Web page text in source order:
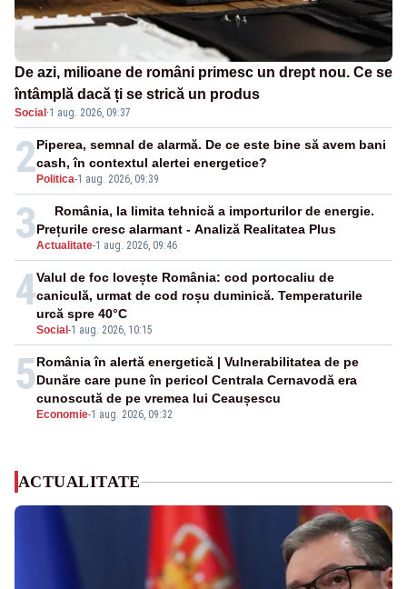
De azi, milioane de români primesc un drept nou. Ce se
întâmplă dacă ți se strică un produs
Social ·1 aug. 2026, 09:37
2 Politica-1 aug. 2026, 09:39
Piperea, semnal de alarmă. De ce este bine să avem bani
cash, în contextul alertei energetice?
3Actualitate-1 aug. 2026, 09:46
România, la limita tehnică a importurilor de energie.
Prețurile cresc alarmant - Analiză Realitatea Plus
4
Social -1 aug. 2026, 10:15
Valul de foc lovește România: cod portocaliu de
caniculă, urmat de cod roșu duminică. Temperaturile
urcă spre 40°C
5
Economie-1 aug. 2026, 09:32
România în alertă energetică | Vulnerabilitatea de pe
Dunăre care pune în pericol Centrala Cernavodă era
cunoscută de pe vremea lui Ceaușescu
ACTUALITATE